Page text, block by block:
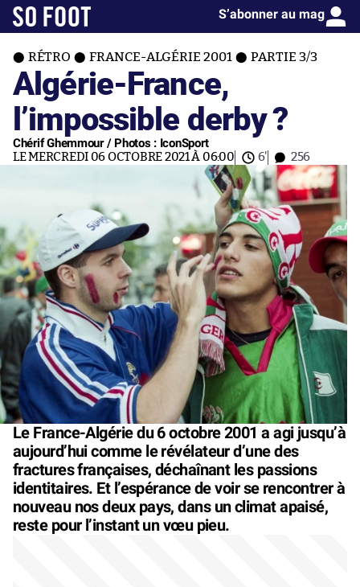
S’abonner au mag
RÉTRO FRANCE-ALGÉRIE 2001 PARTIE 3/3
Algérie-France,
l’impossible derby ?
Chérif Ghemmour / Photos : IconSport
LE MERCREDI 06 OCTOBRE 2021 À 06:00 6' 256
Le France-Algérie du 6 octobre 2001 a agi jusqu’à
aujourd’hui comme le révélateur d’une des
fractures françaises, déchaînant les passions
identitaires. Et l’espérance de voir se rencontrer à
nouveau nos deux pays, dans un climat apaisé,
reste pour l’instant un vœu pieu.